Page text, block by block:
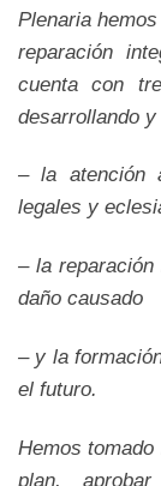
Plenaria
reparación
cuenta con
desarrollando
– la atención
legales y
– la
daño causado
– y la
el futuro.
Hemos
plan,